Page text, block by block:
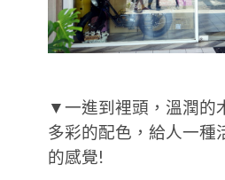
▼一進到裡頭，溫潤的
多彩的配色，給人一種
的感覺!